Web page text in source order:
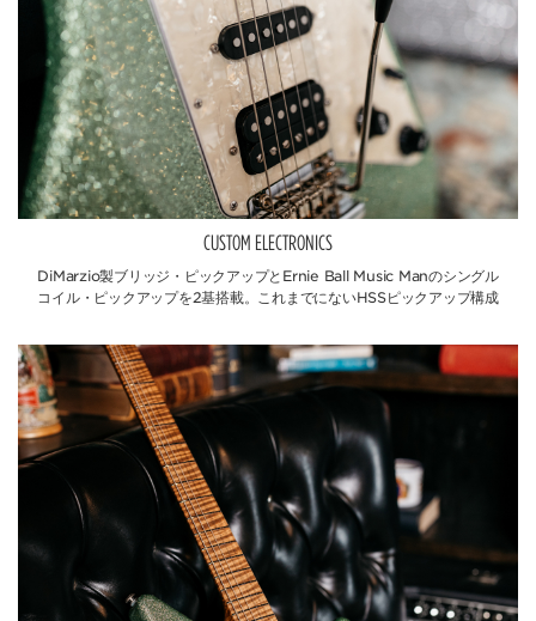
CUSTOM ELECTRONICS
DiMarzio製ブリッジ・ピックアップとErnie Ball Music Manのシングル
コイル・ピックアップを2基搭載。これまでにないHSSピックアップ構成